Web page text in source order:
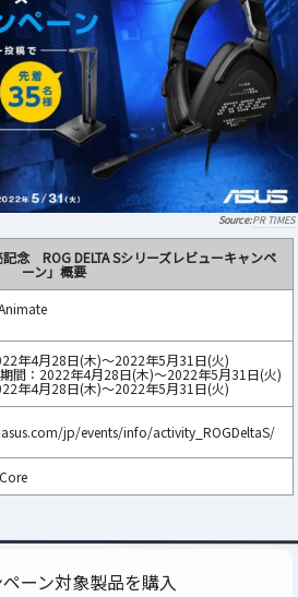
PR TIMES
記念 ROG DELTA Sシリーズレビューキャンペ
ーン」概要
年4月28日(木)～2022年5月31日(火)
間：2022年4月28日(木)～2022年5月31日(火)
年4月28日(木)～2022年5月31日(火)
jp/events/info/activity_ROGDeltaS/
ーン対象製品を購入